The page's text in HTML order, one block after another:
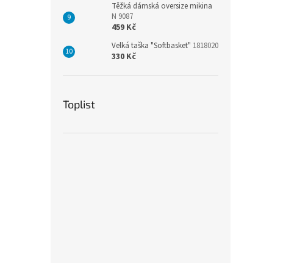
Těžká dámská oversize mikina
N 9087
459 Kč
Velká taška "Softbasket" 1818020
330 Kč
Toplist